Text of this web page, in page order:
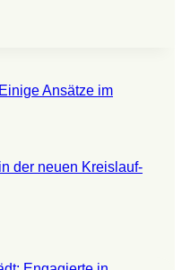
Ansätze im
der neuen Kreislauf-